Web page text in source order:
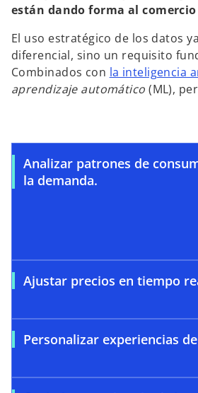
están dando forma al
El uso estratégico de los datos
diferencial, sino un requisito
Combinados con la inteligencia
aprendizaje automático(ML),
Analizar patrones de
la demanda.
Ajustar precios en tiempo
Personalizar experiencias